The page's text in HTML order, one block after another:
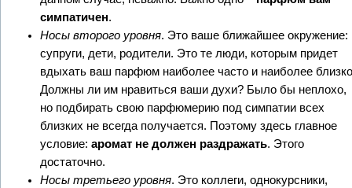
симпатичен.
Носы второго уровня. Это ваше ближайшее окружение:
супруги, дети, родители. Это те люди, которым придет
вдыхать ваш парфюм наиболее часто и наиболее
Должны ли им нравиться ваши духи? Было бы неплохо,
но подбирать свою парфюмерию под симпатии всех
близких не всегда получается. Поэтому здесь главное
условие: аромат не должен раздражать. Этого
достаточно.
Носы третьего уровня. Это коллеги, однокурсники,